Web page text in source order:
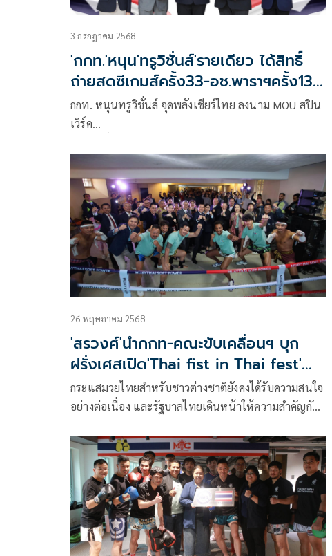
รวม” ซึ่งโครงการนี้เป็นการยกระดับและพัฒนาการ
หมายในระดับโลก ทั้งนี้ทาง บริษัท ไทยยามาฮ่ามอเตอร์
จำกัด ได้สร้างผลงานในการแข่งขันรถจักรยานยนต์ออก
ไปสู่ระดับสากล และเป็น 1 ในทีมที่ดีที่สุดในเอเชียมา
นานกว่า 18 ปี และยังได้ร่วมผลักดันนักแข่งไทยเข้าสู่การ
แข่งขันในระดับโลกในการเข้าร่วมแข่งขันรถ
Moto2 และการแข่งขัน World SBK
3 กรกฎาคม 2568
'กกท.'หนุน'ทรูวิชั่นส์'รายเดียว ได้สิทธิ์
ถ่ายสดซีเกมส์ครั้ง33-อช.พาราฯครั้ง13
ดูฟรี ครบทุกกีฬา
กกท. หนุนทรูวิชั่นส์ จุดพลังเชียร์ไทย ลงนาม MOU สปิน
เวิร์ค
ถ่ายทอดสดซีเกมส์ ครั้งที่ 33 และอาเซียนพาราเกมส์ ครั้ง
ที่ 13
ร่วมเชียร์ไทยลุ้นเจ้าเหรียญทอง ดูฟรี !! ครบทุกกีฬา ทุก
ประเภทการแข่งขัน ทุกแพลตฟอร์ม มันส์ได้ทุกเวลา
26 พฤษภาคม 2568
'สรวงศ์'นำกกท-คณะขับเคลื่อนฯ บุก
ฝรั่งเศสเปิด'Thai fist in Thai fest'
จุดกระแสมวยไทย
กระแสมวยไทยสำหรับชาวต่างชาติยังคงได้รับความสนใจ
อย่างต่อเนื่อง และรัฐบาลไทยเดินหน้าให้ความสำคัญกับ
ชาวต่างชาติกันอย่างต่อเนื่อง ล่าสุดที่เพิ่งจบลงไป “บิ๊
กบอย” นายสรวงศ์ เทียนทอง รมว.ท่องเที่ยวและกีฬา นำ
ทีมเปิดงาน “Thai Fists in Thai Fest โชว์กำปั้นไทย ที่
กรุงปารีส ประเทศไทยฝรั่งเศส มุ่งนำศิลปะ เอกลักษณ์
วัฒนธรรมไทย โดยเฉพาะมวยไทยมาสร้างกระแส สร้าง
มูลค่าที่แดนน้ำหอม โดยงานนี้ นาบิล อานาน แท็กทีม